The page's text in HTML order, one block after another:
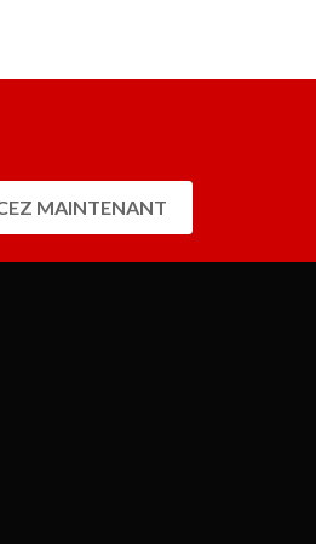
MAINTENANT